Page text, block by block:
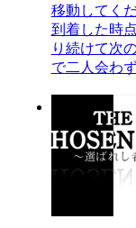
移動してく
到着した時
り続けて次
で二人会わ